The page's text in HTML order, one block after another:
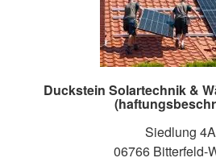
Duckstein Solartechnik &
Siedlung 4A
06766 Bitterfeld-